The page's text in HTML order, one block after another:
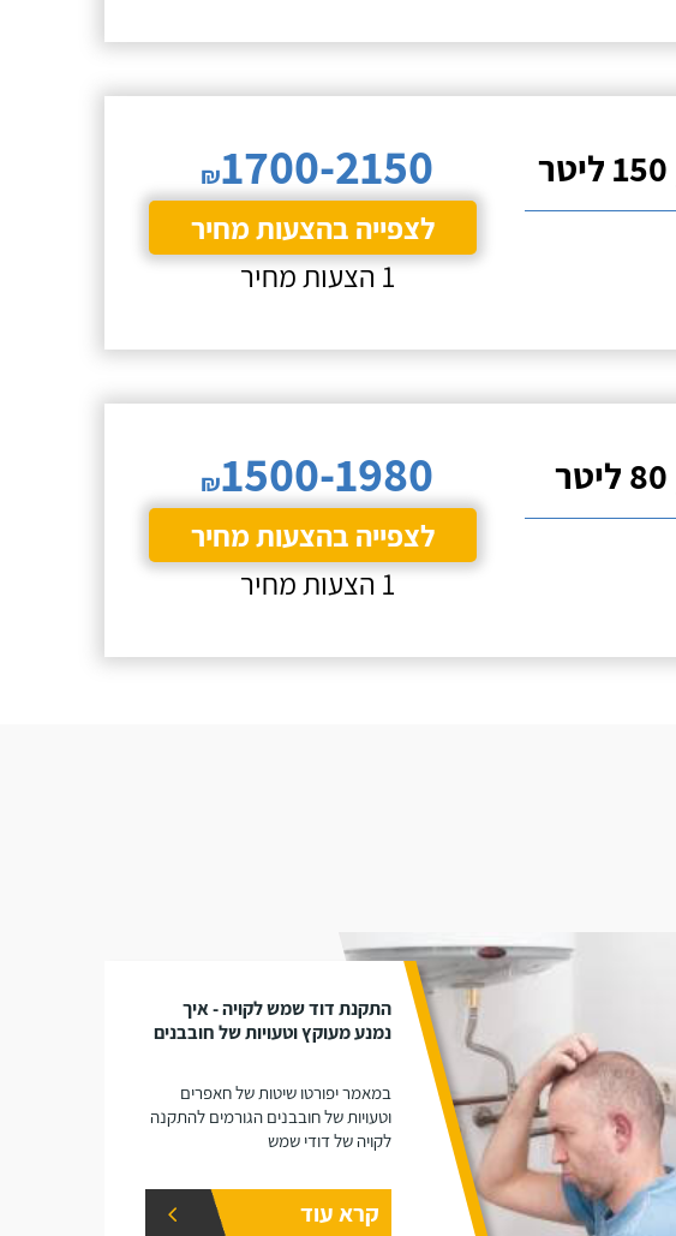
₪1700-2150
לצפייה בהצעות מחיר
1 הצעות מחיר
₪1500-1980
לצפייה בהצעות מחיר
1 הצעות מחיר
התקנת דוד שמש לקויה - איך
נמנע מעוקץ וטעויות של חובבנים
במאמר יפורטו שיטות של חאפרים
וטעויות של חובבנים הגורמים להתקנה
לקויה של דודי שמש
קרא עוד